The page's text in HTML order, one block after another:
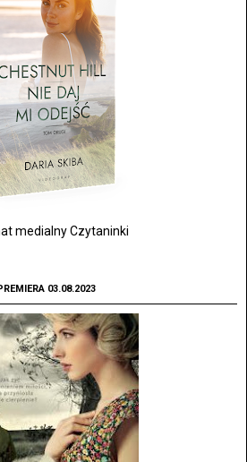
medialny Czytaninki
03.08.2023